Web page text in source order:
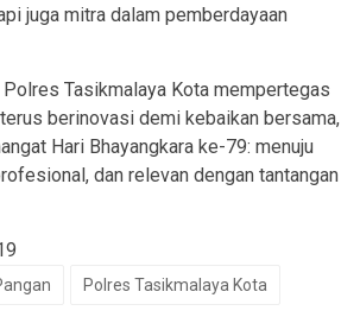
juga mitra dalam pemberdayaan
Tasikmalaya Kota mempertegas
berinovasi demi kebaikan bersama,
Hari Bhayangkara ke-79: menuju
dan relevan dengan tantangan
Polres Tasikmalaya Kota